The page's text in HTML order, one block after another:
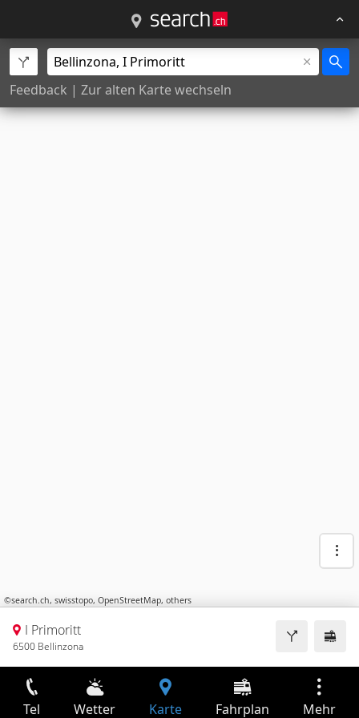
Feedback | Zur alten Karte wechseln
©search.ch, swisstopo, OpenStreetMap, others
I Primoritt
6500 Bellinzona
Tel Wetter Karte Fahrplan Mehr